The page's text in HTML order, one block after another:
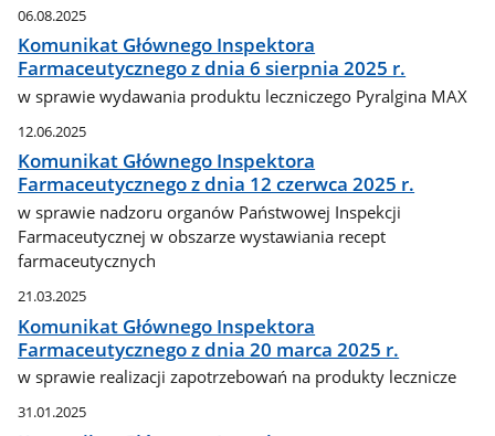
06.08.2025
Komunikat Głównego Inspektora
Farmaceutycznego z dnia 6 sierpnia 2025 r.
w sprawie wydawania produktu leczniczego Pyralgina МАX
12.06.2025
Komunikat Głównego Inspektora
Farmaceutycznego z dnia 12 czerwca 2025 r.
w sprawie nadzoru organów Państwowej Inspekcji
Farmaceutycznej w obszarze wystawiania recept
farmaceutycznych
21.03.2025
Komunikat Głównego Inspektora
Farmaceutycznego z dnia 20 marca 2025 r.
w sprawie realizacji zapotrzebowań na produkty lecznicze
31.01.2025